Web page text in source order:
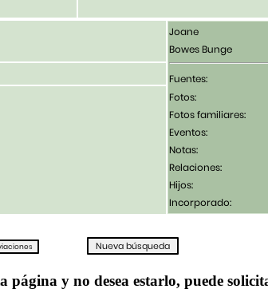
Joane
Bowes Bunge
Fuentes:
Fotos:
Fotos familiares:
Eventos:
Notas:
Relaciones:
Hijos:
Incorporado:
página y no desea estarlo, puede